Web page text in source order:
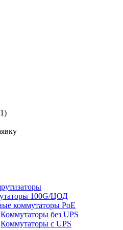
100G/ЦОД
коммутаторы PoE
Коммутаторы без UPS
Коммутаторы с UPS